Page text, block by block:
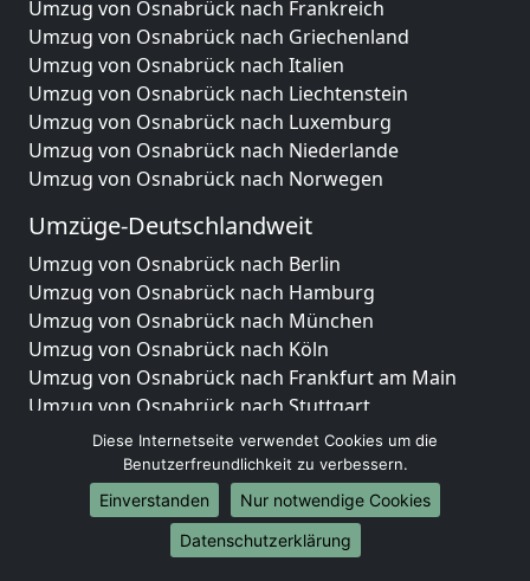
Umzug von Osnabrück nach Frankreich
Umzug von Osnabrück nach Griechenland
Umzug von Osnabrück nach Italien
Umzug von Osnabrück nach Liechtenstein
Umzug von Osnabrück nach Luxemburg
Umzug von Osnabrück nach Niederlande
Umzug von Osnabrück nach Norwegen
Umzüge-Deutschlandweit
Umzug von Osnabrück nach Berlin
Umzug von Osnabrück nach Hamburg
Umzug von Osnabrück nach München
Umzug von Osnabrück nach Köln
Umzug von Osnabrück nach Frankfurt am Main
Umzug von Osnabrück nach Stuttgart
Umzug von Osnabrück nach Düsseldorf
Umzug von Osnabrück nach Leipzig
Umzug von Osnabrück nach Dortmund
Umzug von Osnabrück nach Essen
Umzug von Osnabrück nach Bremen
Diese Internetseite verwendet Cookies um die
Benutzerfreundlichkeit zu verbessern.
Einverstanden
Nur notwendige Cookies
Datenschutzerklärung